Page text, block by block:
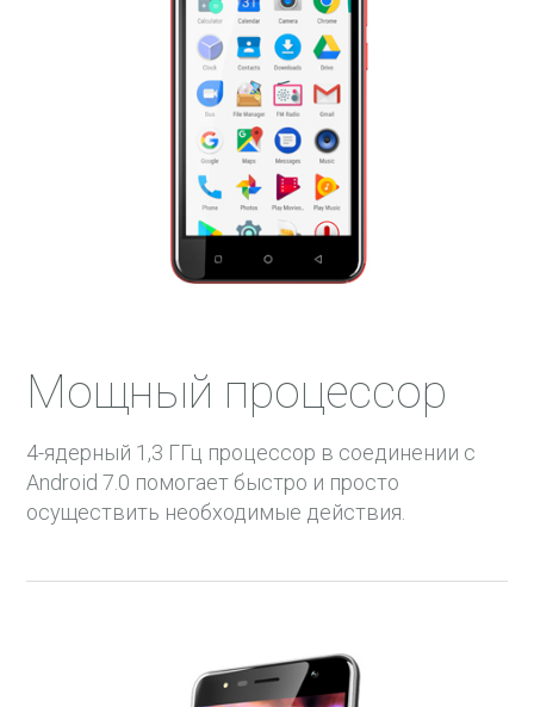
Мощный процессор
4-ядерный 1,3 ГГц процессор в соединении с
Android 7.0 помогает быстро и просто
осуществить необходимые действия.